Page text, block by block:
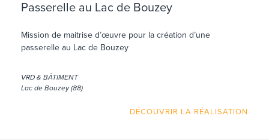
Passerelle au Lac de Bouzey
Mission de maitrise d’œuvre pour la création d’une
passerelle au Lac de Bouzey
VRD & BÂTIMENT
Lac de Bouzey (88)
DÉCOUVRIR LA RÉALISATION